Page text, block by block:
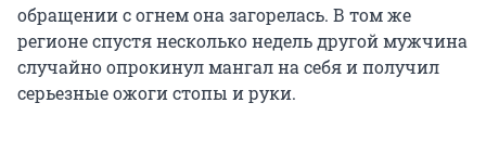
обращении с огнем она загорелась. В том же
регионе спустя несколько недель другой мужчина
случайно опрокинул мангал на себя и получил
серьезные ожоги стопы и руки.